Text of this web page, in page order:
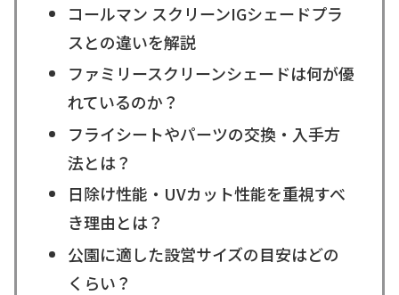
コールマン スクリーンIGシェードプラ
スとの違いを解説
ファミリースクリーンシェードは何が優
れているのか？
フライシートやパーツの交換・入手方
法とは？
日除け性能・UVカット性能を重視すべ
き理由とは？
公園に適した設営サイズの目安はどの
くらい？